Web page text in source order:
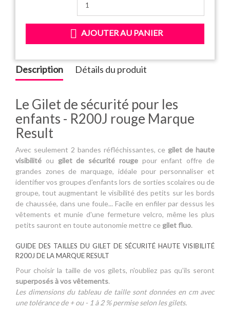
 AJOUTER AU PANIER
Description Détails du produit
Le Gilet de sécurité pour les
enfants - R200J rouge Marque
Result
Avec seulement 2 bandes réfléchissantes, ce gilet de haute
visibilité ou gilet de sécurité rougepour enfant offre de
grandes zones de marquage, idéale pour personnaliser et
identifier vos groupes d'enfants lors de sorties scolaires ou de
groupe, tout augmentant le visibilité des petits sur les bords
de chaussée, dans une foule... Facile en enfiler par dessus les
vêtements et munie d'une fermeture velcro, même les plus
petits sauront en toute autonomie mettre ce gilet fluo.
GUIDE DES TAILLES DU GILET DE SÉCURITÉ HAUTE VISIBILITÉ
R200J DE LA MARQUE RESULT
Pour choisir la taille de vos gilets, n'oubliez pas qu'ils seront
superposés à vos vêtements.
Les dimensions du tableau de taille sont données en cm avec
une tolérance de + ou - 1 à 2 % permise selon les gilets.